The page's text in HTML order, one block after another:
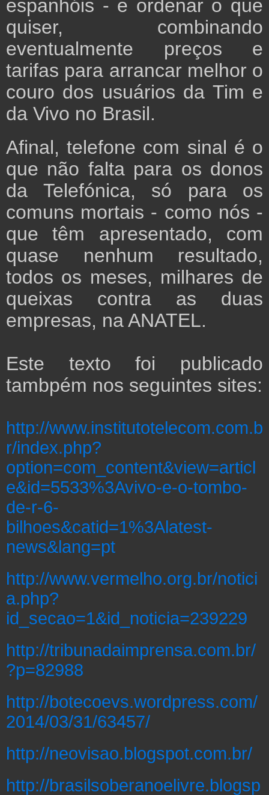
espanhóis - e ordenar o que
quiser, combinando
eventualmente preços e
tarifas para arrancar melhor o
couro dos usuários da Tim e
da Vivo no Brasil.
Afinal, telefone com sinal é o
que não falta para os donos
da Telefónica, só para os
comuns mortais - como nós -
que têm apresentado, com
quase nenhum resultado,
todos os meses, milhares de
queixas contra as duas
empresas, na ANATEL.
Este texto foi publicado
tambpém nos seguintes sites:
http://www.institutotelecom.com.b
r/index.php?
option=com_content&view=articl
e&id=5533%3Avivo-e-o-tombo-
de-r-6-
bilhoes&catid=1%3Alatest-
news&lang=pt
http://www.vermelho.org.br/notici
a.php?
id_secao=1&id_noticia=239229
http://tribunadaimprensa.com.br/
?p=82988
http://botecoevs.wordpress.com/
2014/03/31/63457/
http://neovisao.blogspot.com.br/
http://brasilsoberanoelivre.blogsp